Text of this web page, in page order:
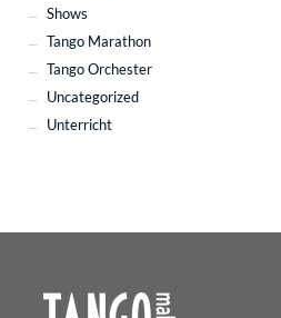
Shows
Tango Marathon
Tango Orchester
Uncategorized
Unterricht